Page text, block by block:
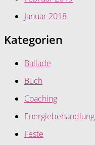
Januar 2018
Kategorien
Ballade
Buch
Coaching
Energiebehandlung
Feste